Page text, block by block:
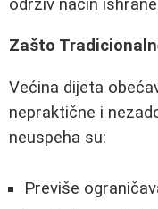
održiv način
Zašto
Većina dijeta
nepraktične i
neuspeha su:
Previše